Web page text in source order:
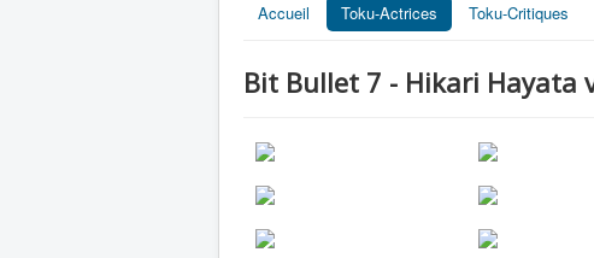
Accueil Toku-Actrices Toku-Critiques
Bit Bullet 7 - Hikari Hayata